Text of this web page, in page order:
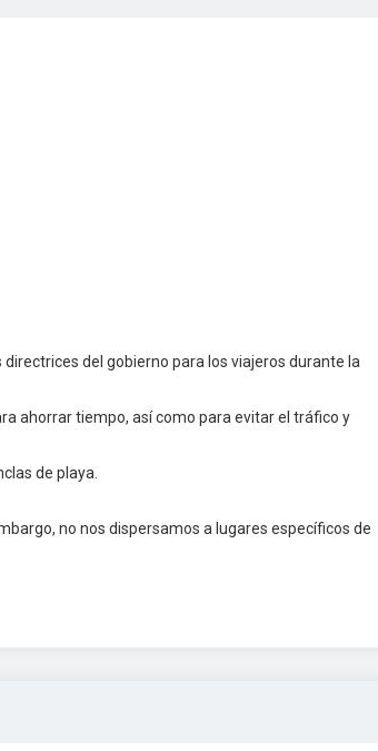
del gobierno para los viajeros durante la
ahorrar tiempo, así como para evitar el tráfico y
de playa.
no nos dispersamos a lugares específicos de